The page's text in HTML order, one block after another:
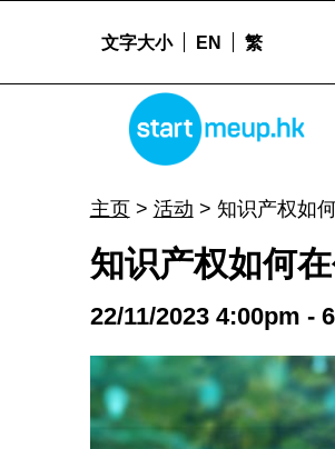
STARTMEUPHK
文字大小 EN 繁
主页> 活动 > 知识产权如
知识产权如何
22/11/2023 4:00pm -